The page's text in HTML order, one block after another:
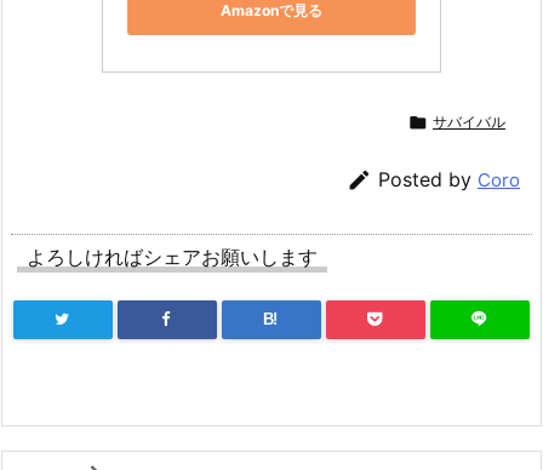
Amazonで見る
 サバイバル
 Posted by Coro
よろしければシェアお願いします
B!